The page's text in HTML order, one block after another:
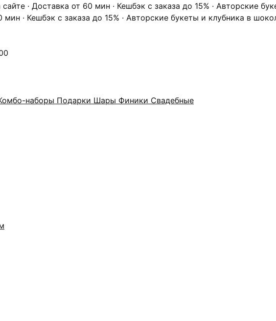
· Доставка от 60 мин · Кешбэк с заказа до 15% · Авторские
· Кешбэк с заказа до 15% · Авторские букеты и клубника в
наборы Подарки Шары Финики Свадебные